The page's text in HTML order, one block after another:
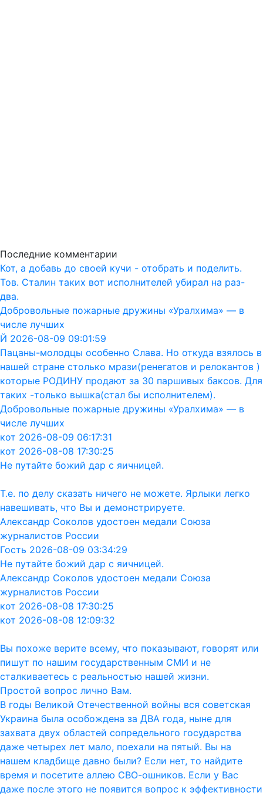
Последние комментарии
Кот, а добавь до своей кучи - отобрать и поделить.
Тов. Сталин таких вот исполнителей убирал на раз-
два.
Добровольные пожарные дружины «Уралхима» — в
числе лучших
Й 2026-08-09 09:01:59
Пацаны-молодцы особенно Слава. Но откуда взялось в
нашей стране столько мрази(ренегатов и релокантов )
которые РОДИНУ продают за 30 паршивых баксов. Для
таких -только вышка(стал бы исполнителем).
Добровольные пожарные дружины «Уралхима» — в
числе лучших
кот 2026-08-09 06:17:31
кот 2026-08-08 17:30:25
Не путайте божий дар с яичницей.
Т.е. по делу сказать ничего не можете. Ярлыки легко
навешивать, что Вы и демонстрируете.
Александр Соколов удостоен медали Союза
журналистов России
Гость 2026-08-09 03:34:29
Не путайте божий дар с яичницей.
Александр Соколов удостоен медали Союза
журналистов России
кот 2026-08-08 17:30:25
кот 2026-08-08 12:09:32
Вы похоже верите всему, что показывают, говорят или
пишут по нашим государственным СМИ и не
сталкиваетесь с реальностью нашей жизни.
Простой вопрос лично Вам.
В годы Великой Отечественной войны вся советская
Украина была особождена за ДВА года, ныне для
захвата двух областей сопредельного государства
даже четырех лет мало, поехали на пятый. Вы на
нашем кладбище давно были? Если нет, то найдите
время и посетите аллею СВО-ошников. Если у Вас
даже после этого не появится вопрос к эффективности